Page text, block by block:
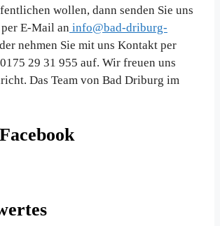
wollen, dann senden Sie uns
E-Mail an info@bad-driburg-
nehmen Sie mit uns Kontakt per
29 31 955 auf. Wir freuen uns
Das Team von Bad Driburg im